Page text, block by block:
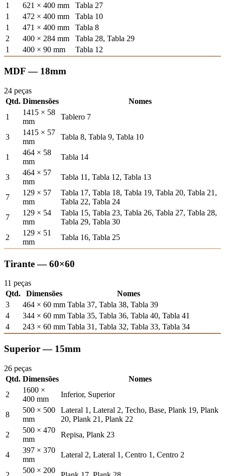
1
621 × 400 mm
Tabla 27
1
472 × 400 mm
Tabla 10
1
471 × 400 mm
Tabla 8
2
400 × 284 mm
Tabla 28, Tabla 29
1
400 × 90 mm Tabla 12
MDF — 18mm
24 peças
Qtd. Dimensões
Nomes
1
1415 × 58
mm
Tablero 7
3
1415 × 57
mm
Tabla 8, Tabla 9, Tabla 10
1
464 × 58
mm
Tabla 14
3
464 × 57
mm
Tabla 11, Tabla 12, Tabla 13
7
129 × 57
mm
Tabla 17, Tabla 18, Tabla 19, Tabla 20, Tabla 21,
Tabla 22, Tabla 24
7
129 × 54
mm
Tabla 15, Tabla 23, Tabla 26, Tabla 27, Tabla 28,
Tabla 29, Tabla 30
2
129 × 51
mm
Tabla 16, Tabla 25
Tirante — 60×60
11 peças
Qtd.
Dimensões
Nomes
3
464 × 60 mm Tabla 37, Tabla 38, Tabla 39
4
344 × 60 mm Tabla 35, Tabla 36, Tabla 40, Tabla 41
4
243 × 60 mm Tabla 31, Tabla 32, Tabla 33, Tabla 34
Superior — 15mm
26 peças
Qtd. Dimensões
Nomes
2
1600 ×
400 mm
Inferior, Superior
8
500 × 500
mm
Lateral 1, Lateral 2, Techo, Base, Plank 19, Plank
20, Plank 21, Plank 22
2
500 × 470
mm
Repisa, Plank 23
4
397 × 370
mm
Lateral 2, Lateral 1, Centro 1, Centro 2
500 × 200